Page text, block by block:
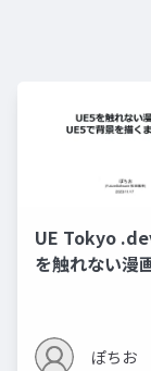
UE Tokyo
を触れない漫
ぽちお